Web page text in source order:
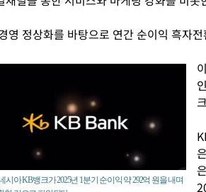
영 정상화를 바탕으로 연간 순이익 흑자
시아 KB뱅크가 2025년 1분기 순이익 약 292억 원을 내며